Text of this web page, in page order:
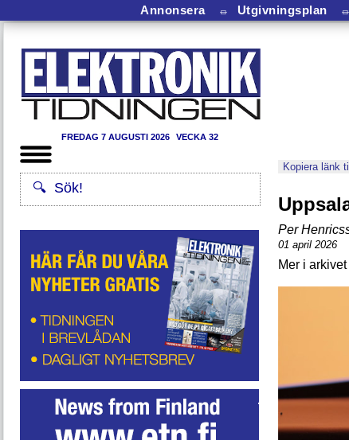
Annonsera ⏛ Utgivningsplan ⏛
FREDAG 7 AUGUSTI 2026 VECKA 32
Kopiera länk
Per
01 april 2026